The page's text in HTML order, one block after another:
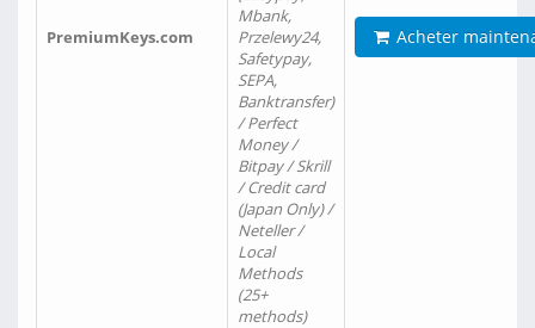
PremiumKeys.com
Mbank,
Przelewy24,
Safetypay,
SEPA,
Banktransfer)
/ Perfect
Money /
Bitpay / Skrill
/ Credit card
(Japan Only) /
Neteller /
Local
Methods
(25+
methods)
Acheter